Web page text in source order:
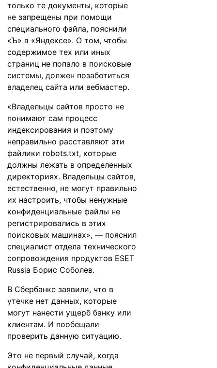
только те документы, которые
не запрещены при помощи
специального файла, пояснили
«Ъ» в «Яндексе». О том, чтобы
содержимое тех или иных
страниц не попало в поисковые
системы, должен позаботиться
владелец сайта или вебмастер.
«Владельцы сайтов просто не
понимают сам процесс
индексирования и поэтому
неправильно расставляют эти
файлики robots.txt, которые
должны лежать в определенных
директориях. Владельцы сайтов,
естественно, не могут правильно
их настроить, чтобы ненужные
конфиденциальные файлы не
регистрировались в этих
поисковых машинах», — пояснил
специалист отдела технического
сопровождения продуктов ESET
Russia Борис Соболев.
В Сбербанке заявили, что в
утечке нет данных, которые
могут нанести ущерб банку или
клиентам. И пообещали
проверить данную ситуацию.
Это не первый случай, когда